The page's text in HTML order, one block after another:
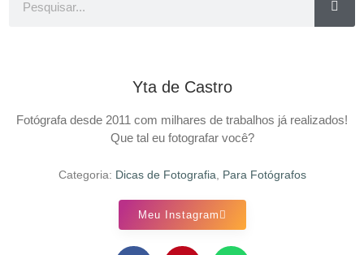
Yta de Castro
Fotógrafa desde 2011 com milhares de trabalhos já realizados!
Que tal eu fotografar você?
Categoria: Dicas de Fotografia, Para Fotógrafos
Meu Instagram